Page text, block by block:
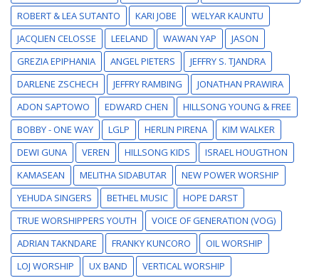
ROBERT & LEA SUTANTO
KARI JOBE
WELYAR KAUNTU
JACQLIEN CELOSSE
LEELAND WAWAN YAP
JASON
GREZIA EPIPHANIA
ANGEL PIETERS
JEFFRY S. TJANDRA
DARLENE ZSCHECH
JEFFRY RAMBING
JONATHAN PRAWIRA
ADON SAPTOWO
EDWARD CHEN
HILLSONG YOUNG & FREE
BOBBY - ONE WAY
LGLP HERLIN PIRENA
KIM WALKER
DEWI GUNA
VEREN HILLSONG KIDS
ISRAEL HOUGTHON
KAMASEAN
MELITHA SIDABUTAR
NEW POWER WORSHIP
YEHUDA SINGERS
BETHEL MUSIC
HOPE DARST
TRUE WORSHIPPERS YOUTH
VOICE OF GENERATION (VOG)
ADRIAN TAKNDARE
FRANKY KUNCORO
OIL WORSHIP
LOJ WORSHIP
UX BAND
VERTICAL WORSHIP